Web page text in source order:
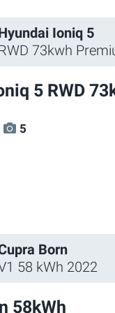
Ioniq 5
73kwh
5 RWD
5
Born
58 kWh 2022
58kWh